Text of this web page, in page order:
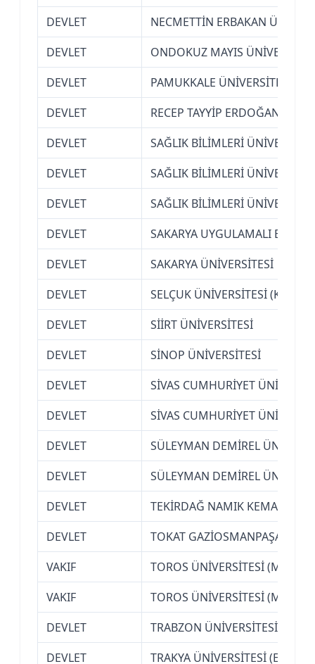
DEVLET
NECMETTİN ERBAKAN
DEVLET
ONDOKUZ MAYIS
DEVLET
PAMUKKALE ÜNİVERSİTESİ
DEVLET
RECEP TAYYİP ERDOĞAN
DEVLET
SAĞLIK BİLİMLERİ
DEVLET
SAĞLIK BİLİMLERİ
DEVLET
SAĞLIK BİLİMLERİ
DEVLET
SAKARYA UYGULAMALI
DEVLET
SAKARYA ÜNİVERSİTESİ
DEVLET
SELÇUK ÜNİVERSİTESİ (KONYA)
DEVLET
SİİRT ÜNİVERSİTESİ
DEVLET
SİNOP ÜNİVERSİTESİ
DEVLET
SİVAS CUMHURİYET
DEVLET
SİVAS CUMHURİYET
DEVLET
SÜLEYMAN DEMİREL
DEVLET
SÜLEYMAN DEMİREL
DEVLET
TEKİRDAĞ NAMIK KEMAL
DEVLET
TOKAT GAZİOSMANPAŞA
VAKIF
TOROS ÜNİVERSİTESİ
VAKIF
TOROS ÜNİVERSİTESİ
DEVLET
TRABZON ÜNİVERSİTESİ
DEVLET
TRAKYA ÜNİVERSİTESİ